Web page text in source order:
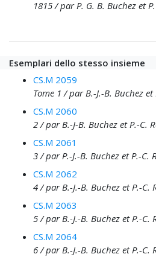
1815 / par P. G. B. Buchez et
Esemplari dello stesso insieme
CS.M 2059
Tome 1 / par B.-J.-B. Buchez et
CS.M 2060
2 / par B.-J-B. Buchez et P.-C.
CS.M 2061
3 / par P.-J.-B. Buchez et P.-C.
CS.M 2062
4 / par B.-J.-B. Buchez et P.-C.
CS.M 2063
5 / par B.-J.-B. Buchez et P.-C.
CS.M 2064
6 / par B.-J.-B. Buchez et P.-C.